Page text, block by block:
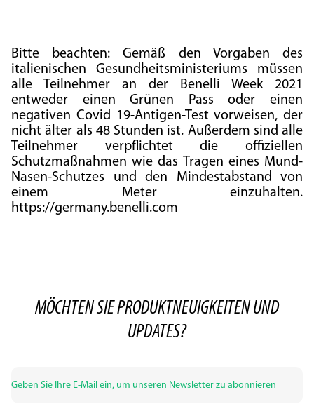
Bitte beachten: Gemäß den Vorgaben des
italienischen Gesundheitsministeriums müssen
alle Teilnehmer an der Benelli Week 2021
entweder einen Grünen Pass oder einen
negativen Covid 19-Antigen-Test vorweisen, der
nicht älter als 48 Stunden ist. Außerdem sind alle
Teilnehmer verpflichtet die offiziellen
Schutzmaßnahmen wie das Tragen eines Mund-
Nasen-Schutzes und den Mindestabstand von
einem Meter einzuhalten.
https://germany.benelli.com
MÖCHTEN SIE PRODUKTNEUIGKEITEN UND
UPDATES?